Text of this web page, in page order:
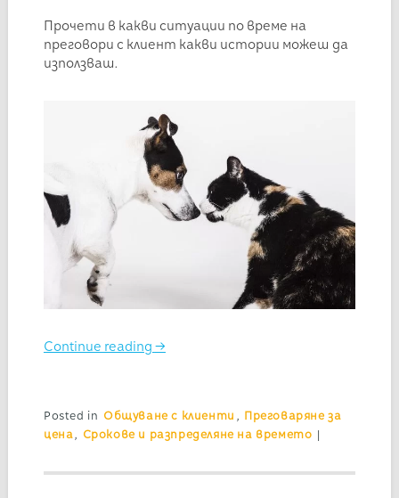
Прочети в какви ситуации по време на
преговори с клиент какви истории можеш да
използваш.
Continue reading →
Posted in Общуване с клиенти , Преговаряне за
цена , Срокове и разпределяне на времето |